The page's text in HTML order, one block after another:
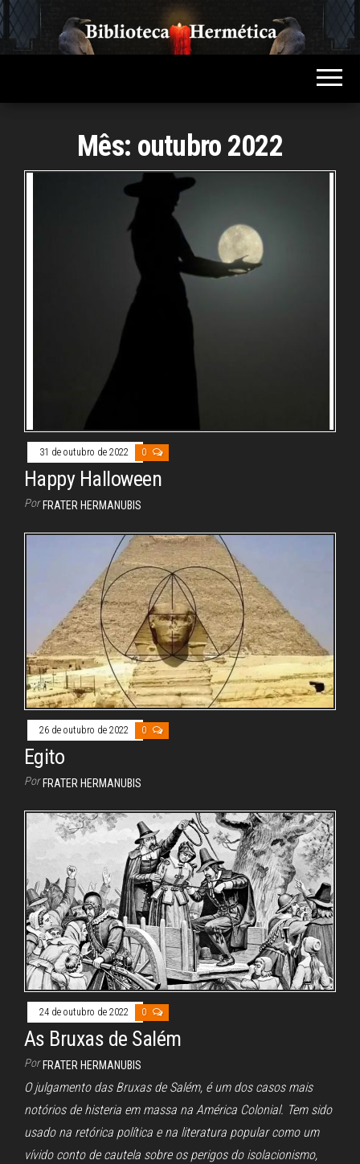
Skip
to
the
Biblioteca
Conteúdo
sobre
Mês: outubro 2022
31 de outubro de 2022 0
Happy Halloween
Por FRATER HERMANUBIS
26 de outubro de 2022 0
Egito
Por FRATER HERMANUBIS
24 de outubro de 2022 0
As Bruxas de Salém
Por FRATER HERMANUBIS
O julgamento das Bruxas de Salém, é um dos casos mais
notórios de histeria em massa na América Colonial. Tem sido
usado na retórica política e na literatura popular como um
vívido conto de cautela sobre os perigos do isolacionismo,